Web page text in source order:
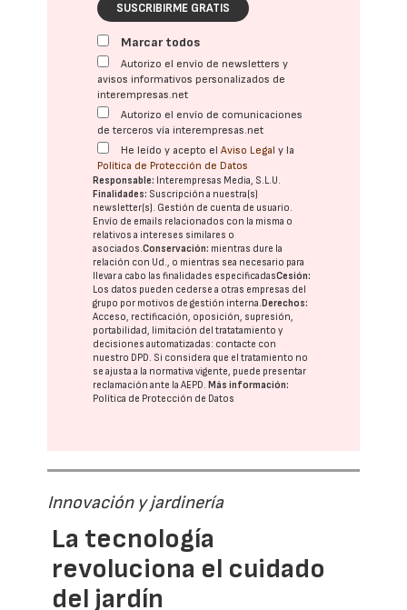
SUSCRIBIRME GRATIS
Marcar todos
Autorizo el envío de newsletters y
avisos informativos personalizados de
interempresas.net
Autorizo el envío de comunicaciones
de terceros vía interempresas.net
He leído y acepto elAviso Legal y la
Política de Protección de Datos
Responsable: Interempresas Media, S.L.U.
Finalidades: Suscripción a nuestra(s)
newsletter(s). Gestión de cuenta de usuario.
Envío de emails relacionados con la misma o
relativos a intereses similares o
asociados.Conservación: mientras dure la
relación con Ud., o mientras sea necesario para
llevar a cabo las finalidades especificadasCesión:
Los datos pueden cederse a otras empresas del
grupo por motivos de gestión interna. Derechos:
Acceso, rectificación, oposición, supresión,
portabilidad, limitación del tratatamiento y
decisiones automatizadas: contacte con
nuestro DPD. Si considera que el tratamiento no
se ajusta a la normativa vigente, puede presentar
reclamación ante laAEPD. Más información:
Política de Protección de Datos
Innovación y jardinería
La tecnología
revoluciona el cuidado
del jardín